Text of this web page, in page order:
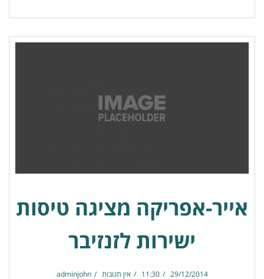
אייר-אפריקה מציגה טיסות
ישירות לזנזיבר
29/12/2014
11:30 אין תגובות adminjohn